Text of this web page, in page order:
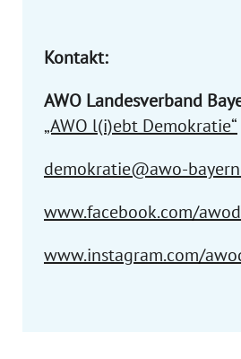
Kontakt:
AWO Landesverband
„AWO l(i)ebt Demokratie“
demokratie@awo-
www.facebook.com/
www.instagram.com/